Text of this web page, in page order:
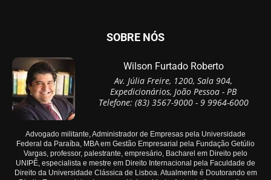
SOBRE NÓS
Wilson Furtado Roberto
Av. Júlia Freire, 1200, Sala 904,
Expedicionários, João Pessoa - PB
Telefone: (83) 3567-9000 - 9 9964-6000
Advogado militante, Administrador de Empresas pela Universidade
Federal da Paraíba, MBA em Gestão Empresarial pela Fundação Getúlio
Vargas, professor, palestrante, empresário, Bacharel em Direito pelo
UNIPÊ, especialista e mestre em Direito Internacional pela Faculdade de
Direito da Universidade Clássica de Lisboa. Atualmente é Doutorando em